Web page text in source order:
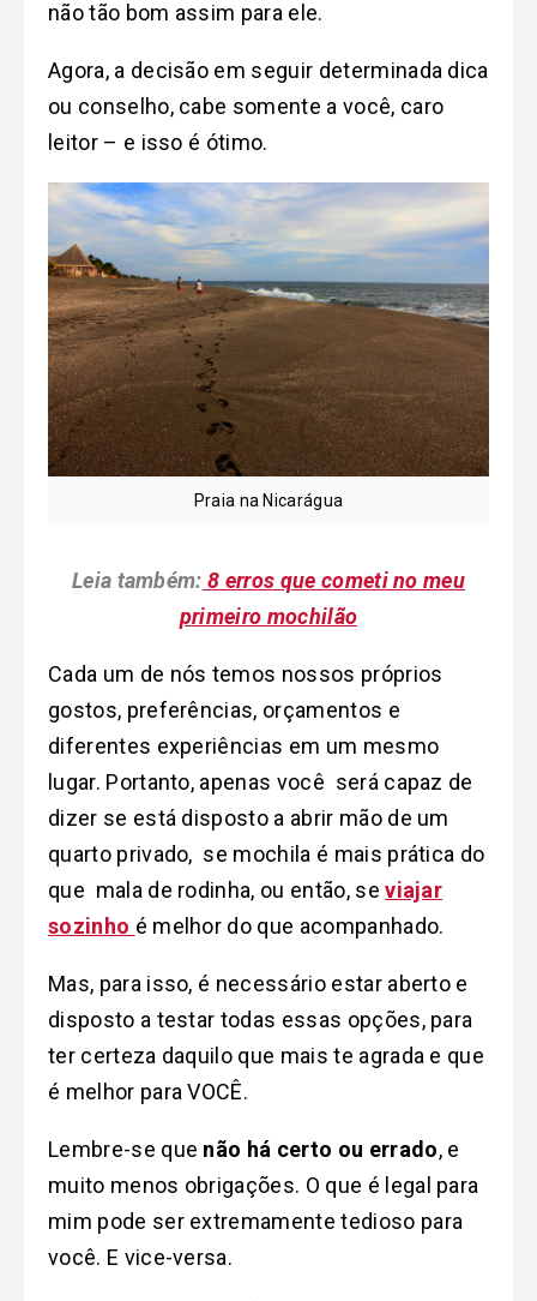
não tão bom assim para ele.
Agora, a decisão em seguir determinada dica
ou conselho, cabe somente a você, caro
leitor – e isso é ótimo.
Praia na Nicarágua
Leia também: 8 erros que cometi no meu
primeiro mochilão
Cada um de nós temos nossos próprios
gostos, preferências, orçamentos e
diferentes experiências em um mesmo
lugar. Portanto, apenas você será capaz de
dizer se está disposto a abrir mão de um
quarto privado, se mochila é mais prática do
que mala de rodinha, ou então, seviajar
sozinho é melhor do que acompanhado.
Mas, para isso, é necessário estar aberto e
disposto a testar todas essas opções, para
ter certeza daquilo que mais te agrada e que
é melhor para VOCÊ.
Lembre-se que não há certo ou errado, e
muito menos obrigações. O que é legal para
mim pode ser extremamente tedioso para
você. E vice-versa.